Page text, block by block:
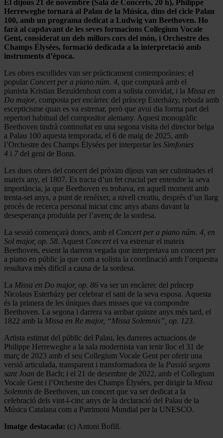
El dijous 21 de novembre (Sala de Concerts, 20 h), Philippe
Herreweghe tornarà al Palau de la Música, dins del cicle Palau
100, amb un programa dedicat a Ludwig van Beethoven. Ho
farà al capdavant de les seves formacions Collegium Vocale
Gent, considerat un dels millors cors del món, i Orchestre des
Champs Élysées, formació dedicada a la interpretació amb
instruments d’època.
Les obres escollides van ser pràcticament contemporànies: el
popular Concert per a piano núm. 4, que comptarà amb el
pianista Kristian Bezuidenhout com a solista convidat, i la Missa en
Do major, composta per encàrrec del príncep Esterházy, rebuda amb
escepticisme quan es va estrenar, però que avui dia forma part del
repertori habitual del compositor alemany. Aquest monogràfic
Beethoven tindrà continuïtat en una segona visita del director belga
a Palau 100 aquesta temporada, el 6 de maig de 2025, amb
l’Orchestre des Champs Élysées per interpretar les Simfonies
4 i 7del geni de Bonn.
Les dues obres del concert del pròxim dijous van ser culminades el
mateix any, el 1807. Es tracta d’un fet crucial per entendre la seva
importància, ja que Beethoven es trobava, en aquell moment amb
trenta-set anys, a punt de renéixer, a nivell creatiu, després d’un llarg
procés de recerca personal iniciat cinc anys abans davant la
desesperança produïda per l’avenç de la sordesa.
La sessió començarà doncs, amb el Concert per a piano núm. 4, en
Sol major, op. 58. Aquest Concertel va estrenar el mateix
Beethoven, essent la darrera vegada que interpretava un concert per
a piano en públic ja que com a solista la coordinació amb l’orquestra
resultava més difícil a causa de la sordesa.
La Missa en Do major, op. 86 va ser un encàrrec del príncep
Nicolaus Esterházy per celebrar el sant de la seva esposa. Aquesta
és la primera de les úniques dues misses que va compondre
Beethoven. La segona i darrera va arribar quinze anys més tard, el
1822 amb la Missa en Re major, “Missa Solemnis”, op. 123.
Artista estimat del públic del Palau, les darreres actuacions de
Philippe Herreweghe a la sala modernista van tenir lloc el 31 de
març de 2023 amb el seu Collegium Vocale Gent per oferir una
versió articulada, transparent i transformadora de la Passió segons
sant Joan de Bach; i el 21 de desembre de 2022, amb el Collegium
Vocale Gent i l’Orchestre des Champs Élysées, per dirigir la Missa
Solemnis de Beethoven, un concert que va ser dedicat a la
celebració dels vint-i-cinc anys de la declaració del Palau de la
Música Catalana com a Patrimoni Mundial per la UNESCO.
Imatge destacada: (c) Antoni Bofill.